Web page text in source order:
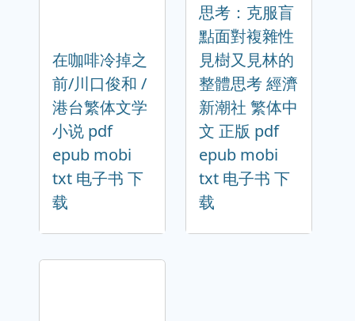
在咖啡冷掉之
前/川口俊和 /
港台繁体文学
小说 pdf
epub mobi
txt 电子书 下
载
思考：克服盲
點面對複雜性
見樹又見林的
整體思考 經濟
新潮社 繁体中
文 正版 pdf
epub mobi
txt 电子书 下
载